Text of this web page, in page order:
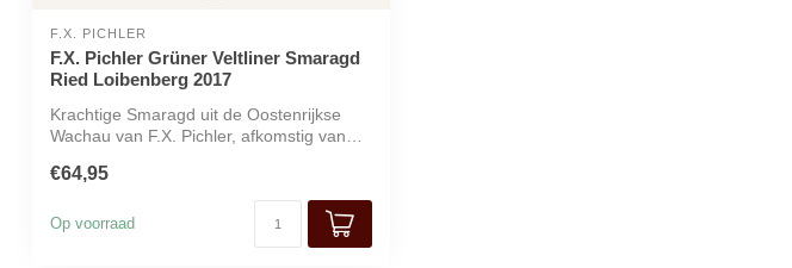
F.X. PICHLER
F.X. Pichler Grüner Veltliner Smaragd
Ried Loibenberg 2017
Krachtige Smaragd uit de Oostenrijkse
Wachau van F.X. Pichler, afkomstig van
€64,95
Op voorraad